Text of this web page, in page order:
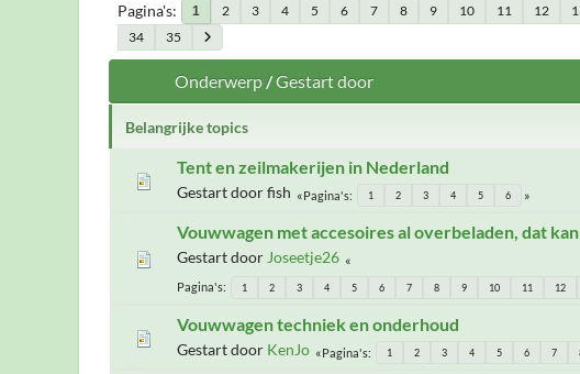
Pagina's 1 2 3 4 5 6 7 8 9 10 11 12
34
35
Onderwerp/Gestart door
Belangrijke topics
Tent en zeilmakerijen in Nederland
Gestart door fish Pagina's 1 2 3 4 5 6
Vouwwagen met accesoires al overbeladen, dat
Gestart door Joseetje26
Pagina's 1 2 3 4 5 6 7 8 9 10 11 12
Vouwwagen techniek en onderhoud
Gestart door KenJo Pagina's 1 2 3 4 5 6 7